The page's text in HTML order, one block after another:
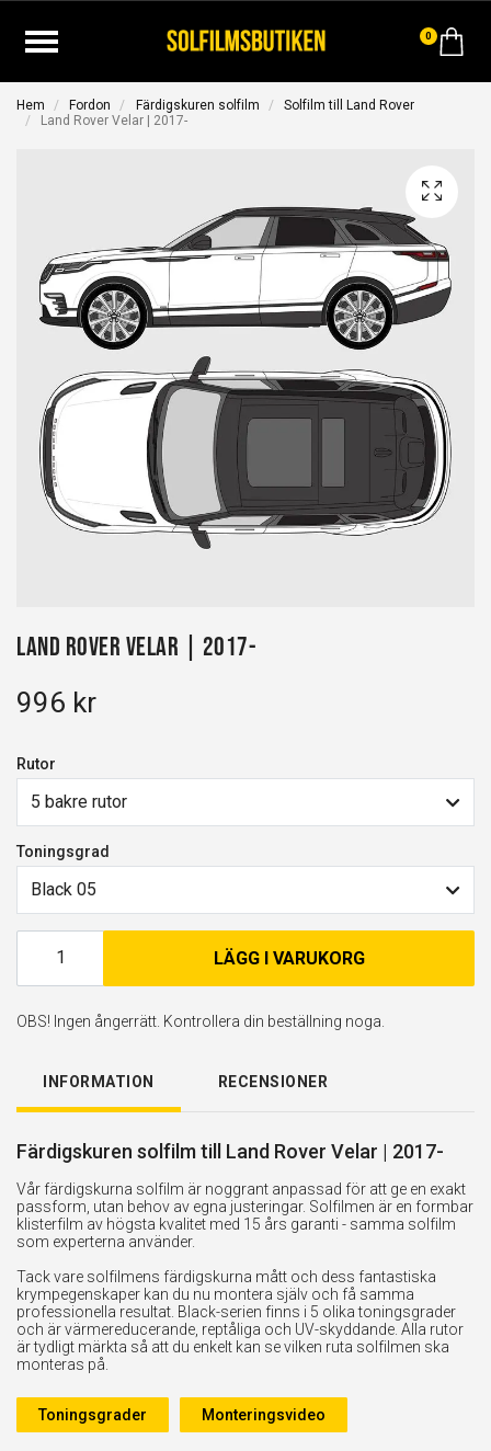
0
Hem Fordon Färdigskuren solfilm
Solfilm till Land Rover
Land Rover Velar | 2017-
Land Rover Velar | 2017-
996 kr
Rutor
5 bakre rutor
Toningsgrad
Black 05
LÄGG I VARUKORG
OBS! Ingen ångerrätt. Kontrollera din beställning noga.
INFORMATION RECENSIONER
Färdigskuren solfilm till Land Rover Velar | 2017-
Vår färdigskurna solfilm är noggrant anpassad för att ge en exakt
passform, utan behov av egna justeringar. Solfilmen är en formbar
klisterfilm av högsta kvalitet med 15 års garanti - samma solfilm
som experterna använder.
Tack vare solfilmens färdigskurna mått och dess fantastiska
krympegenskaper kan du nu montera själv och få samma
professionella resultat. Black-serien finns i 5 olika toningsgrader
och är värmereducerande, reptåliga och UV-skyddande. Alla rutor
är tydligt märkta så att du enkelt kan se vilken ruta solfilmen ska
monteras på.
Toningsgrader Monteringsvideo